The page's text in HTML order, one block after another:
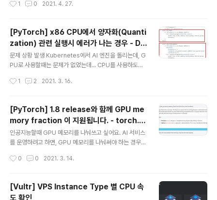
있었다. 주로 이런 경우 nvidia-smi 명령을 치면 아래와
Driver/library version mismatch 단순히 에러 메세지
로만 보면, 드라이버와 라이브러리가 매치 되지 않는다는
건데, 난 서버에 아무런 짓도 안 해 줬는데도 에러가 생기는
것이다. 약 1년전부터 가끔 발생한 문제였는데, 이것저것
찾아 보았지만, 다들 재부팅하면 해결 될 거라는 이야기
vidia..
1 0 2021. 4. 27.
[PyTorch] x86 CPU에서 양자화(Quanti
zation) 관련 실행시 에러가 나는 경우 - Did
n't find engine for operation quanti
zed::conv_prepack NoQEngine
문제 상황 발생 Kubernetes에서 AI 엔진을 돌리는데, G
PU로 사용할때는 문제가 없었는데... CPU를 사용하도록
아래와 비슷한 문제가 발생하면서 동작하지 않는 문제가
d::conv_prepack NoQEngine conv_prepack뿐만
아니라, linear_prepack 라는 에러가 발생하기도 한다.
알고 봤더니, CPU를 사용할 때는 Quantization 과정에
서 문제가 발생한것이었다. 분석하기 소스에서 에러 메세
지 찾기 해당 에러를 출력하는 코드를 찾아보면 아래와 같
의 제일 윗부분부터..
1 2 2021. 3. 16.
[PyTorch] 1.8 release와 함께 GPU me
mory fraction 이 지원됩니다. - torch.c
uda.set_per_process_memory_frac
tion
인공지능할때 GPU 메모리를 나눠쓰고 싶어요. AI 서비스
를 운영하려고 하면, GPU 메모리를 나눠써야 하는 경우가
로 나만의 리소스 제약 (request, limit) 만들어서 사용하
혹은 한 놈이 비정상적 동작으로 인해서 GPU memory
0 0 2021. 3. 14.
[Vultr] VPS Instance Type 별 CPU 속
도 확인